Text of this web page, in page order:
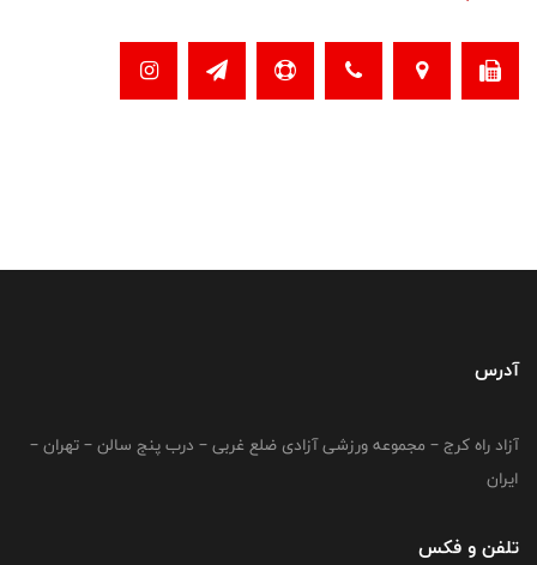
آدرس
آزاد راه کرج – مجموعه ورزشی آزادی ضلع غربی – درب پنج سالن – تهران –
ایران
تلفن و فکس